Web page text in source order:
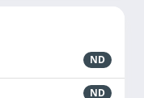
ND
ND